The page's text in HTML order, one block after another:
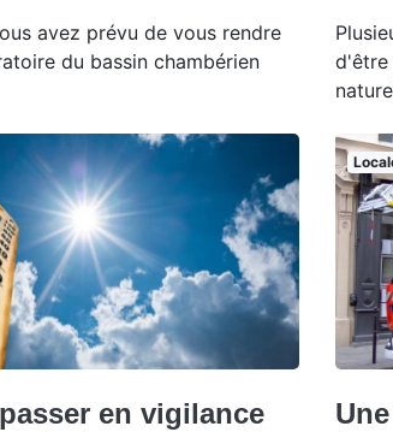
avez prévu de vous rendre
du bassin chambérien
d'être
en vigilance